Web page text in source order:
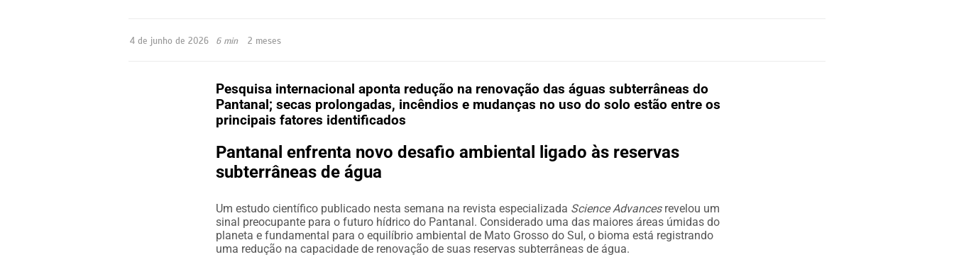
4 de junho de 2026 6 min 2 meses
Pesquisa internacional aponta redução na renovação das águas subterrâneas do
Pantanal; secas prolongadas, incêndios e mudanças no uso do solo estão entre os
principais fatores identificados
Pantanal enfrenta novo desafio ambiental ligado às reservas
subterrâneas de água
Um estudo científico publicado nesta semana na revista especializada Science Advancesrevelou um
sinal preocupante para o futuro hídrico do Pantanal. Considerado uma das maiores áreas úmidas do
planeta e fundamental para o equilíbrio ambiental de Mato Grosso do Sul, o bioma está registrando
uma redução na capacidade de renovação de suas reservas subterrâneas de água.